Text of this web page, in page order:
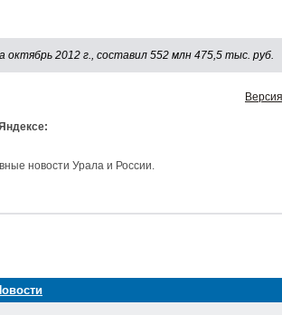
2012 г., составил 552 млн 475,5 тыс. руб.
новости Урала и России.